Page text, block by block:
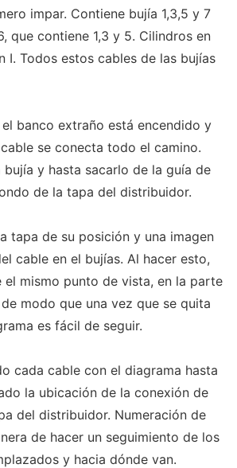
impar. Contiene bujía 1,3,5 y 7
que contiene 1,3 y 5. Cilindros en
I. Todos estos cables de las bujías
banco extraño está encendido y
se conecta todo el camino.
bujía y hasta sacarlo de la guía de
de la tapa del distribuidor.
tapa de su posición y una imagen
cable en el bujías. Al hacer esto,
el mismo punto de vista, en la parte
modo que una vez que se quita
es fácil de seguir.
cada cable con el diagrama hasta
la ubicación de la conexión de
del distribuidor. Numeración de
de hacer un seguimiento de los
y hacia dónde van.